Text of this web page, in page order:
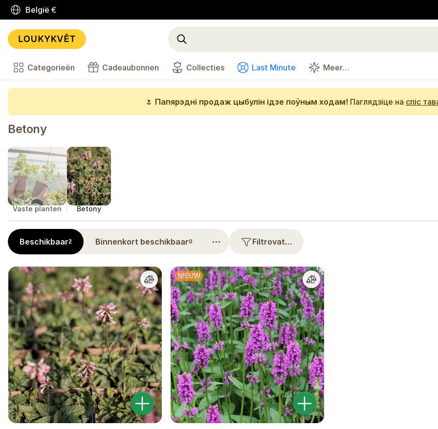
België €
Categorieën Cadeaubonnen Collecties Last Minute Meer…
🌷 Папярэдні продаж цыбулін ідзе поўным ходам! Паглядзіце на спіс
Betony
Vaste planten Betony
Beschikbaar2 Binnenkort beschikbaar0 ⋯ Filtrovat…
NIEUW